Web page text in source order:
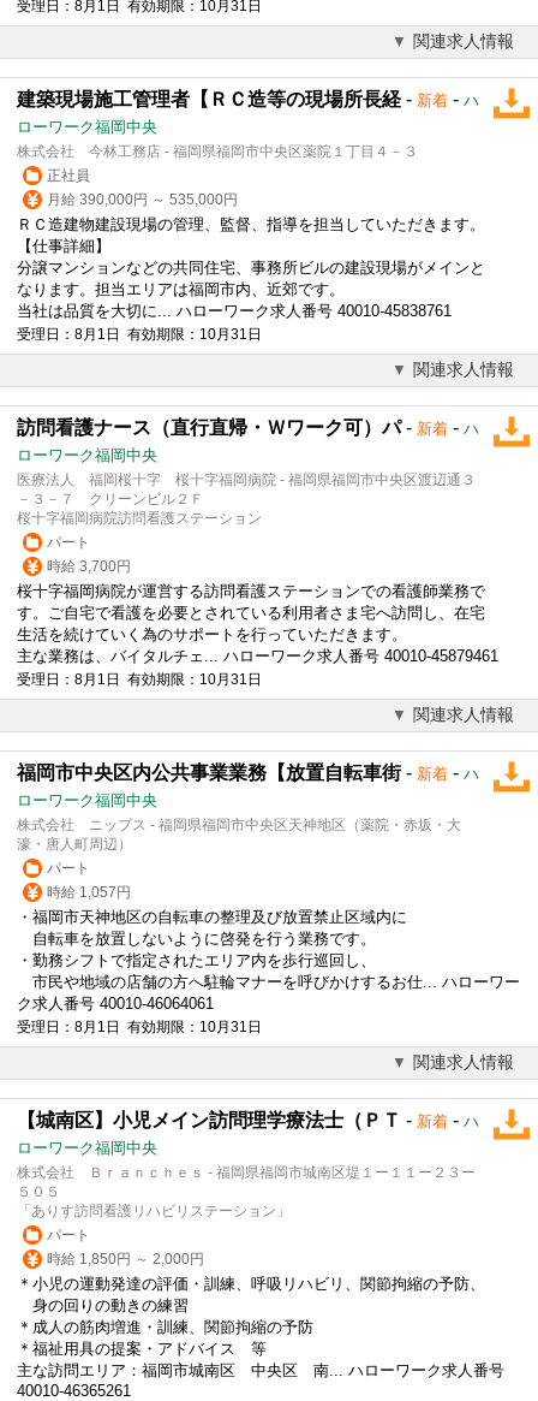
受理日：8月1日 有効期限：10月31日
関連求人情報
建築現場施工管理者【ＲＣ造等の現場所長経 - 新着 - ハ
ローワーク福岡中央
株式会社 今林工務店 - 福岡県福岡市中央区薬院１丁目４－３
正社員
月給 390,000円 ～ 535,000円
ＲＣ造建物建設現場の管理、監督、指導を担当していただきます。
【仕事詳細】
分譲マンションなどの共同住宅、事務所ビルの建設現場がメインと
なります。担当エリアは福岡市内、近郊です。
当社は品質を大切に... ハローワーク求人番号 40010-45838761
受理日：8月1日 有効期限：10月31日
関連求人情報
訪問看護ナース（直行直帰・Ｗワーク可）パ- 新着 - ハ
ローワーク福岡中央
医療法人 福岡桜十字 桜十字福岡病院 - 福岡県福岡市中央区渡辺通３
－３－７ クリーンビル２Ｆ
桜十字福岡病院訪問看護ステーション
パート
時給 3,700円
桜十字福岡病院が運営する訪問看護ステーションでの看護師業務で
す。ご自宅で看護を必要とされている利用者さま宅へ訪問し、在宅
生活を続けていく為のサポートを行っていただきます。
主な業務は、バイタルチェ... ハローワーク求人番号 40010-45879461
受理日：8月1日 有効期限：10月31日
関連求人情報
福岡市中央区内公共事業業務【放置自転車街- 新着 - ハ
ローワーク福岡中央
株式会社 ニップス - 福岡県福岡市中央区天神地区（薬院・赤坂・大
濠・唐人町周辺）
パート
時給 1,057円
・福岡市天神地区の自転車の整理及び放置禁止区域内に
自転車を放置しないように啓発を行う業務です。
・勤務シフトで指定されたエリア内を歩行巡回し、
市民や地域の店舗の方へ駐輪マナーを呼びかけするお仕... ハローワー
ク求人番号 40010-46064061
受理日：8月1日 有効期限：10月31日
関連求人情報
【城南区】小児メイン訪問理学療法士（ＰＴ - 新着 - ハ
ローワーク福岡中央
株式会社 Ｂｒａｎｃｈｅｓ - 福岡県福岡市城南区堤１ー１１ー２３ー
５０５
「ありす訪問看護リハビリステーション」
パート
時給 1,850円 ～ 2,000円
＊小児の運動発達の評価・訓練、呼吸リハビリ、関節拘縮の予防、
身の回りの動きの練習
＊成人の筋肉増進・訓練、関節拘縮の予防
＊福祉用具の提案・アドバイス 等
主な訪問エリア：福岡市城南区 中央区 南... ハローワーク求人番号
40010-46365261